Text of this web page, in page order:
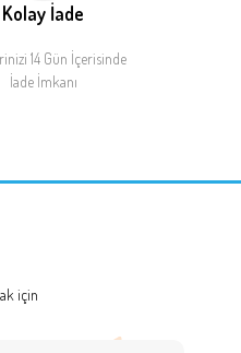
Kolay İade
14 Gün İçerisinde
İade İmkanı
için